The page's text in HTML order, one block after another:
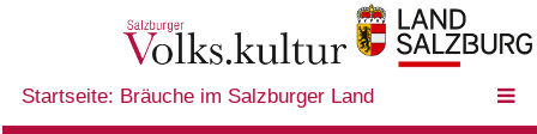
Startseite: Bräuche im Salzburger Land